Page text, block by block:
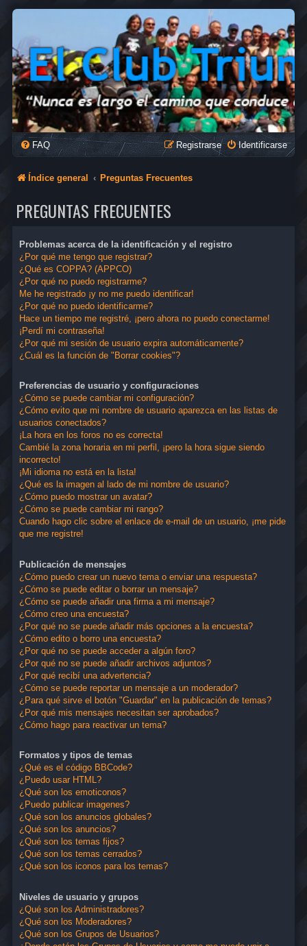
FAQ Identificarse
Registrarse
Índice general Preguntas Frecuentes
PREGUNTAS FRECUENTES
Problemas acerca de la identificación y el registro
¿Por qué me tengo que registrar?
¿Qué es COPPA? (APPCO)
¿Por qué no puedo registrarme?
Me he registrado ¡y no me puedo identificar!
¿Por qué no puedo identificarme?
Hace un tiempo me registré, ¡pero ahora no puedo conectarme!
¡Perdí mi contraseña!
¿Por qué mi sesión de usuario expira automáticamente?
¿Cuál es la función de "Borrar cookies"?
Preferencias de usuario y configuraciones
¿Cómo se puede cambiar mi configuración?
¿Cómo evito que mi nombre de usuario aparezca en las listas de
usuarios conectados?
¡La hora en los foros no es correcta!
Cambié la zona horaria en mi perfil, ¡pero la hora sigue siendo
incorrecto!
¡Mi idioma no está en la lista!
¿Qué es la imagen al lado de mi nombre de usuario?
¿Cómo puedo mostrar un avatar?
¿Cómo se puede cambiar mi rango?
Cuando hago clic sobre el enlace de e-mail de un usuario, ¡me pide
que me registre!
Publicación de mensajes
¿Cómo puedo crear un nuevo tema o enviar una respuesta?
¿Cómo se puede editar o borrar un mensaje?
¿Cómo se puede añadir una firma a mi mensaje?
¿Cómo creo una encuesta?
¿Por qué no se puede añadir más opciones a la encuesta?
¿Cómo edito o borro una encuesta?
¿Por qué no se puede acceder a algún foro?
¿Por qué no se puede añadir archivos adjuntos?
¿Por qué recibí una advertencia?
¿Cómo se puede reportar un mensaje a un moderador?
¿Para qué sirve el botón "Guardar" en la publicación de temas?
¿Por qué mis mensajes necesitan ser aprobados?
¿Cómo hago para reactivar un tema?
Formatos y tipos de temas
¿Qué es el código BBCode?
¿Puedo usar HTML?
¿Qué son los emoticonos?
¿Puedo publicar imagenes?
¿Qué son los anuncios globales?
¿Qué son los anuncios?
¿Qué son los temas fijos?
¿Qué son los temas cerrados?
¿Qué son los iconos para los temas?
Niveles de usuario y grupos
¿Qué son los Administradores?
¿Qué son los Moderadores?
¿Qué son los Grupos de Usuarios?